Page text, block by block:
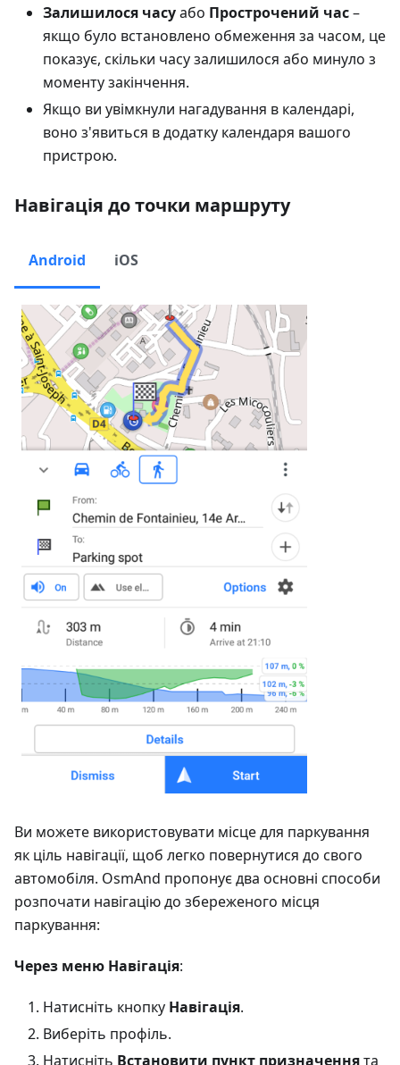
Залишилося часуабо Прострочений час–
якщо було встановлено обмеження за часом, це
показує, скільки часу залишилося або минуло з
моменту закінчення.
Якщо ви увімкнули нагадування в календарі,
воно з'явиться в додатку календаря вашого
пристрою.
Навігація до точки маршруту
Android iOS
Ви можете використовувати місце для паркування
як ціль навігації, щоб легко повернутися до свого
автомобіля. OsmAnd пропонує два основні способи
розпочати навігацію до збереженого місця
паркування:
Через меню Навігація:
Натисніть кнопку Навігація.
Виберіть профіль.
Натисніть Встановити пункт призначеннята